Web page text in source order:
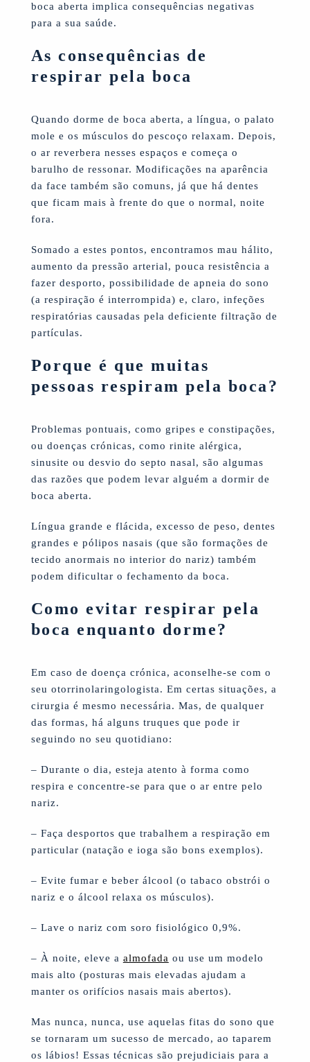
boca aberta implica consequências negativas
para a sua saúde.
As consequências de
respirar pela boca
Quando dorme de boca aberta, a língua, o palato
mole e os músculos do pescoço relaxam. Depois,
o ar reverbera nesses espaços e começa o
barulho de ressonar. Modificações na aparência
da face também são comuns, já que há dentes
que ficam mais à frente do que o normal, noite
fora.
Somado a estes pontos, encontramos mau hálito,
aumento da pressão arterial, pouca resistência a
fazer desporto, possibilidade de apneia do sono
(a respiração é interrompida) e, claro, infeções
respiratórias causadas pela deficiente filtração de
partículas.
Porque é que muitas
pessoas respiram pela boca?
Problemas pontuais, como gripes e constipações,
ou doenças crónicas, como rinite alérgica,
sinusite ou desvio do septo nasal, são algumas
das razões que podem levar alguém a dormir de
boca aberta.
Língua grande e flácida, excesso de peso, dentes
grandes e pólipos nasais (que são formações de
tecido anormais no interior do nariz) também
podem dificultar o fechamento da boca.
Como evitar respirar pela
boca enquanto dorme?
Em caso de doença crónica, aconselhe-se com o
seu otorrinolaringologista. Em certas situações, a
cirurgia é mesmo necessária. Mas, de qualquer
das formas, há alguns truques que pode ir
seguindo no seu quotidiano:
– Durante o dia, esteja atento à forma como
respira e concentre-se para que o ar entre pelo
nariz.
– Faça desportos que trabalhem a respiração em
particular (natação e ioga são bons exemplos).
– Evite fumar e beber álcool (o tabaco obstrói o
nariz e o álcool relaxa os músculos).
– Lave o nariz com soro fisiológico 0,9%.
– À noite, eleve a almofada ou use um modelo
mais alto (posturas mais elevadas ajudam a
manter os orifícios nasais mais abertos).
Mas nunca, nunca, use aquelas fitas do sono que
se tornaram um sucesso de mercado, ao taparem
os lábios! Essas técnicas são prejudiciais para a